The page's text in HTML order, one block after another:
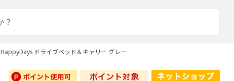
HappyDays ドライブベッド＆キャリー グレー